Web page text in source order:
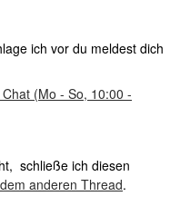
ich vor du meldest dich
(Mo - So, 10:00 -
schließe ich diesen
anderen Thread.